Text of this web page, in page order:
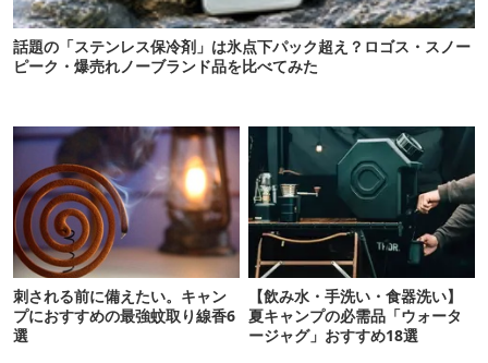
話題の「ステンレス保冷剤」は氷点下パック超え？ロゴス・スノー
ピーク・爆売れノーブランド品を比べてみた
刺される前に備えたい。キャン
プにおすすめの最強蚊取り線香6
選
【飲み水・手洗い・食器洗い】
夏キャンプの必需品「ウォータ
ージャグ」おすすめ18選